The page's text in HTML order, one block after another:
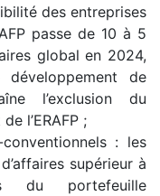
des entreprises
passe de 10 à 5
global en 2024,
de
l’exclusion du
l’ERAFP ;
: les
supérieur à
du portefeuille